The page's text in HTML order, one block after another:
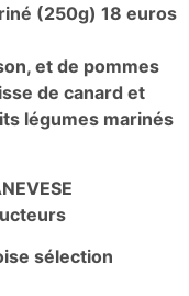
(250g) 18 euros
et de pommes
de canard et
légumes marinés
sélection